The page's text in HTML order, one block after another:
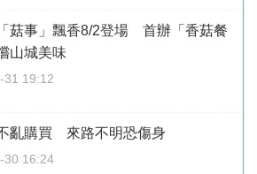
菇事」飄香8/2登場 首辦「香菇餐
山城美味
31 19:12
亂購買 來路不明恐傷身
30 16:24